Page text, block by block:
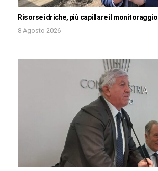
Risorse idriche, più capillare il monitoraggio
8 Agosto 2026